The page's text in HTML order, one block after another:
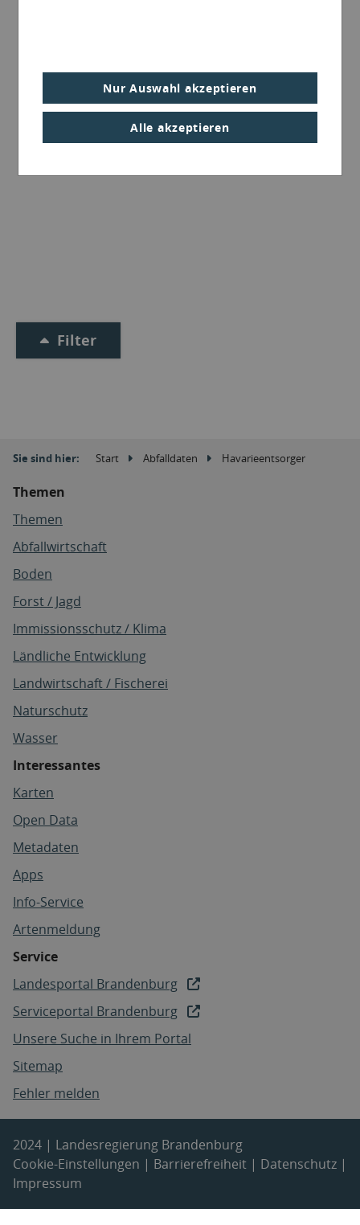
Filter
Nur Auswahl akzeptieren
Alle akzeptieren
Sie sind hier: Start Abfalldaten Havarieentsorger
Themen
Themen
Abfallwirtschaft
Boden
Forst / Jagd
Immissionsschutz / Klima
Ländliche Entwicklung
Landwirtschaft / Fischerei
Naturschutz
Wasser
Interessantes
Karten
Open Data
Metadaten
Apps
Info-Service
Artenmeldung
Service
Landesportal Brandenburg
Serviceportal Brandenburg
Unsere Suche in Ihrem Portal
Sitemap
Fehler melden
2024 | Landesregierung Brandenburg
Cookie-Einstellungen | Barrierefreiheit | Datenschutz |
Impressum